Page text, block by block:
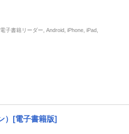
子書籍リーダー, Android, iPhone, iPad,
）[電子書籍版]